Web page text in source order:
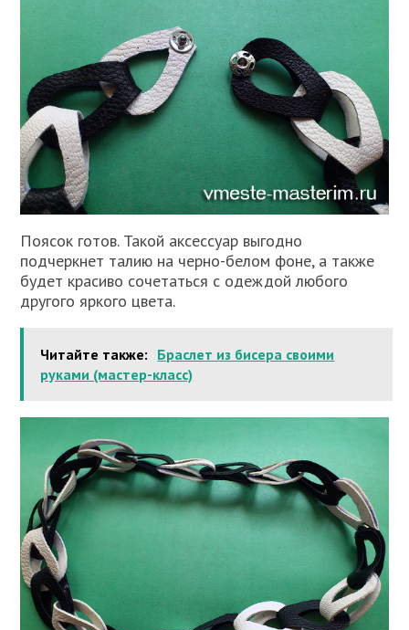
Поясок готов. Такой аксессуар выгодно
подчеркнет талию на черно-белом фоне, а также
будет красиво сочетаться с одеждой любого
другого яркого цвета.
Читайте также: Браслет из бисера своими
руками (мастер-класс)